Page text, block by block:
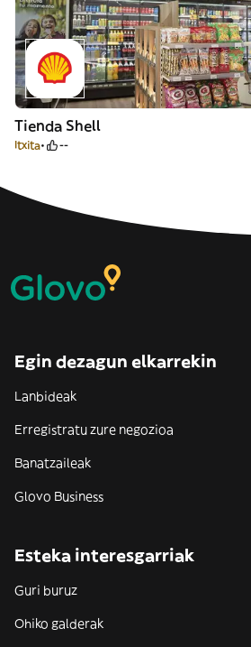
Tienda Shell
Itxita --
Egin dezagun elkarrekin
Lanbideak
Erregistratu zure negozioa
Banatzaileak
Glovo Business
Esteka interesgarriak
Guri buruz
Ohiko galderak